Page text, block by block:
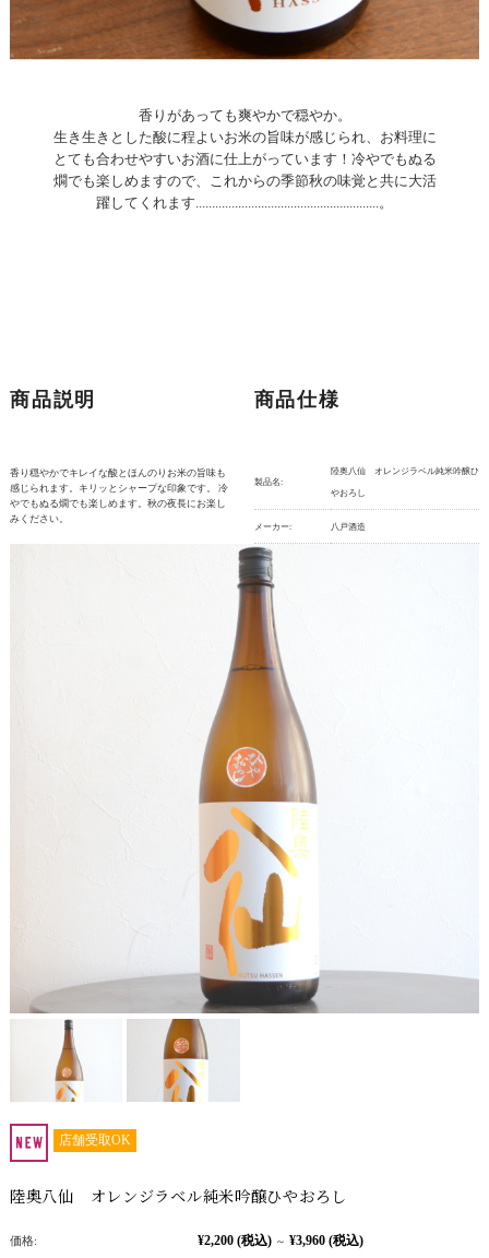
香りがあっても爽やかで穏やか。
生き生きとした酸に程よいお米の旨味が感じられ、お料理に
とても合わせやすいお酒に仕上がっています！冷やでもぬる
燗でも楽しめますので、これからの季節秋の味覚と共に大活
躍してくれます........................................................。
商品説明
香り穏やかでキレイな酸とほんのりお米の旨味も
感じられます。キリッとシャープな印象です。 冷
やでもぬる燗でも楽しめます。秋の夜長にお楽し
みください。
商品仕様
製品名:
陸奥八仙 オレンジラベル純米吟醸ひ
やおろし
メーカー: 八戸酒造
店舗受取OK
陸奥八仙 オレンジラベル純米吟醸ひやおろし
価格: ¥2,200 (税込) ～ ¥3,960 (税込)